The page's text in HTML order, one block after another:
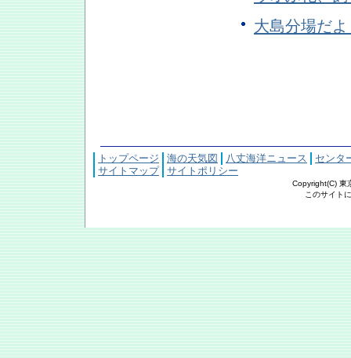
大島分場だ
トップページ 海の天気図 八丈海洋ニュース
センタ
サイトマップ
サイトポリシー
Copyright(C) 東
このサイトにおける文章・写真の著作権は